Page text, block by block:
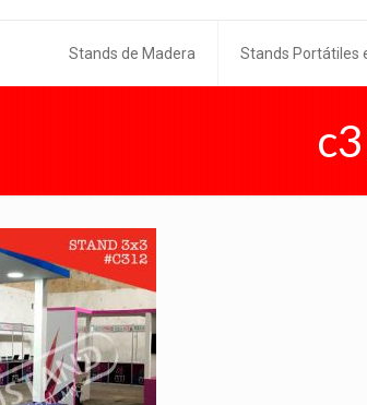
Stands de Madera Stands Portátiles